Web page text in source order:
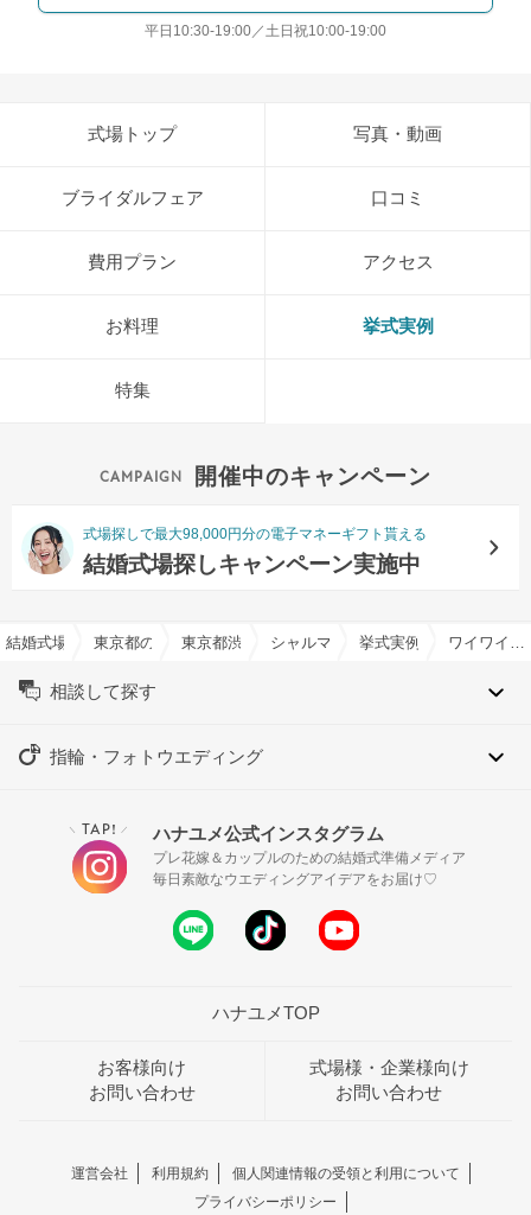
平日10:30-19:00／土日祝10:00-19:00
式場トップ 写真・動画
ブライダルフェア 口コミ
費用プラン アクセス
お料理 挙式実例
特集
開催中のキャンペーン
式場探しで最大98,000円分の電子マネーギフト貰える
結婚式場探しキャンペーン実施中
結婚式場を探すならハナユメ
東京都の結婚式場一覧東京都渋谷区の結婚式場一覧
シャルマンシーナTOKYOで結婚式
挙式実例
相談して探す
指輪・フォトウエディング
＼ TAP! ／ ハナユメ公式インスタグラム
プレ花嫁＆カップルのための結婚式準備メディア
毎日素敵なウエディングアイデアをお届け♡
ハナユメTOP
お客様向け
お問い合わせ
式場様・企業様向け
お問い合わせ
運営会社 利用規約
個人関連情報の受領と利用について
プライバシーポリシー